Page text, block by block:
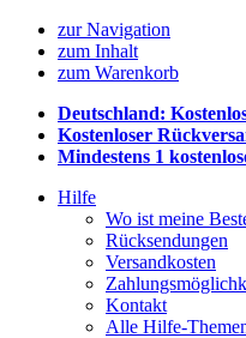
zur Navigation
zum Inhalt
zum Warenkorb
Deutschland:
Kostenloser
Mindestens 1
Hilfe
Wo ist meine
Rücksendungen
Versandkosten
Kontakt
Alle Hilfe-